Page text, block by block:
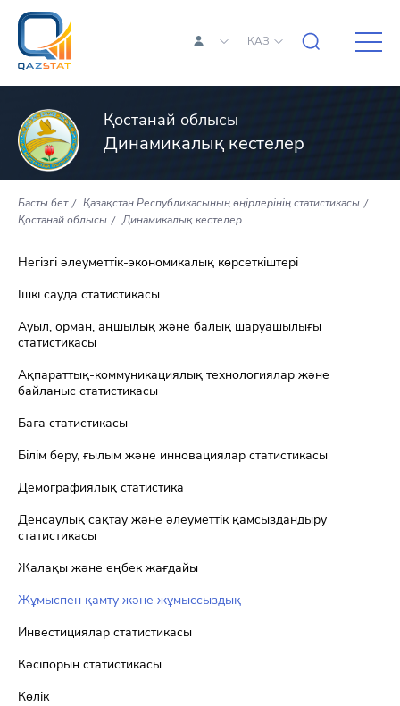
ҚАЗ
Қостанай облысы
Динамикалық кестелер
Басты бет
Қазақстан Республикасының өңірлерінің статистикасы
Қостанай облысы
Динамикалық кестелер
Негізгі әлеуметтік-экономикалық көрсеткіштері
Ішкі сауда статистикасы
Ауыл, орман, аңшылық және балық шаруашылығы
статистикасы
Ақпараттық-коммуникациялық технологиялар және
байланыс статистикасы
Баға статистикасы
Білім беру, ғылым және инновациялар статистикасы
Демографиялық статистика
Денсаулық сақтау және әлеуметтік қамсыздандыру
статистикасы
Жалақы және еңбек жағдайы
Жұмыспен қамту және жұмыссыздық
Инвестициялар статистикасы
Кәсіпорын статистикасы
Көлік